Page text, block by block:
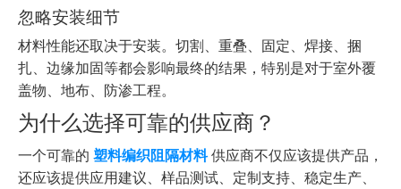
忽略安装细节
材料性能还取决于安装。切割、重叠、固定、焊接、捆
扎、边缘加固等都会影响最终的结果，特别是对于室外覆
盖物、地布、防渗工程。
为什么选择可靠的供应商？
一个可靠的 塑料编织阻隔材料供应商不仅应该提供产品，
还应该提供应用建议、样品测试、定制支持、稳定生产、